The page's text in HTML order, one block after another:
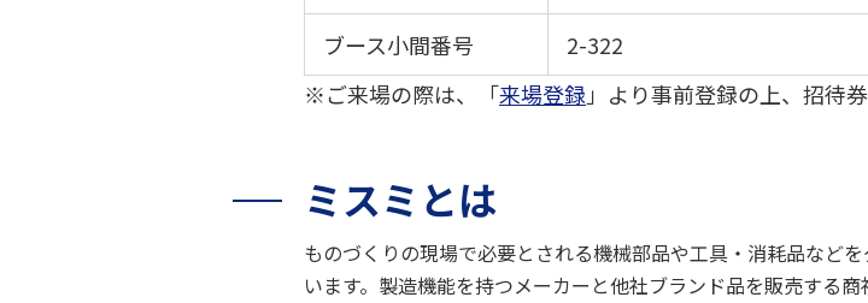
ブース小間番号
2-322
※ご来場の際は、「来場登録 」より事前登録の上、招待
ミスミとは
ものづくりの現場で必要とされる機械部品や工具・消耗品など
います。製造機能を持つメーカーと他社ブランド品を販売する